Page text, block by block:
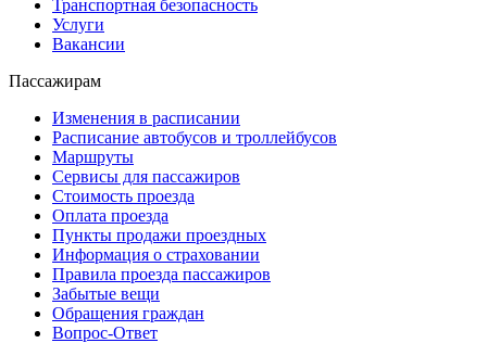
Транспортная безопасность
Услуги
Вакансии
Пассажирам
Изменения в расписании
Расписание автобусов и троллейбусов
Маршруты
Сервисы для пассажиров
Стоимость проезда
Оплата проезда
Пункты продажи проездных
Информация о страховании
Правила проезда пассажиров
Забытые вещи
Обращения граждан
Вопрос-Ответ